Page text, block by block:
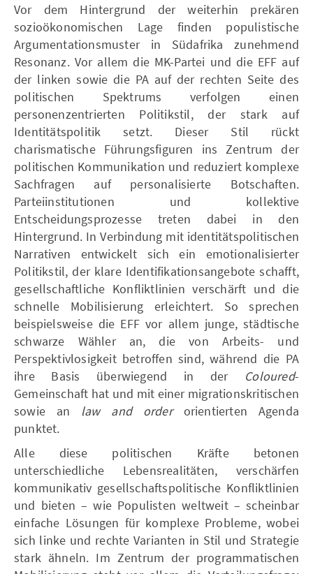
Vor dem Hintergrund der weiterhin prekären
sozioökonomischen Lage finden populistische
Argumentationsmuster in Südafrika zunehmend
Resonanz. Vor allem die MK-Partei und die EFF auf
der linken sowie die PA auf der rechten Seite des
politischen Spektrums verfolgen einen
personenzentrierten Politikstil, der stark auf
Identitätspolitik setzt. Dieser Stil rückt
charismatische Führungsfiguren ins Zentrum der
politischen Kommunikation und reduziert komplexe
Sachfragen auf personalisierte Botschaften.
Parteiinstitutionen und kollektive
Entscheidungsprozesse treten dabei in den
Hintergrund. In Verbindung mit identitätspolitischen
Narrativen entwickelt sich ein emotionalisierter
Politikstil, der klare Identifikationsangebote schafft,
gesellschaftliche Konfliktlinien verschärft und die
schnelle Mobilisierung erleichtert. So sprechen
beispielsweise die EFF vor allem junge, städtische
schwarze Wähler an, die von Arbeits- und
Perspektivlosigkeit betroffen sind, während die PA
ihre Basis überwiegend in der Coloured-
Gemeinschaft hat und mit einer migrationskritischen
sowie an law and orderorientierten Agenda
punktet.
Alle diese politischen Kräfte betonen
unterschiedliche Lebensrealitäten, verschärfen
kommunikativ gesellschaftspolitische Konfliktlinien
und bieten – wie Populisten weltweit – scheinbar
einfache Lösungen für komplexe Probleme, wobei
sich linke und rechte Varianten in Stil und Strategie
stark ähneln. Im Zentrum der programmatischen